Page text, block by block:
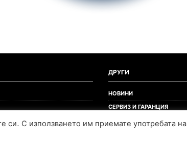
ДРУГИ
НОВИНИ
СЕРВИЗ И ГАРАНЦИЯ
си. С използването им приемате употребата на